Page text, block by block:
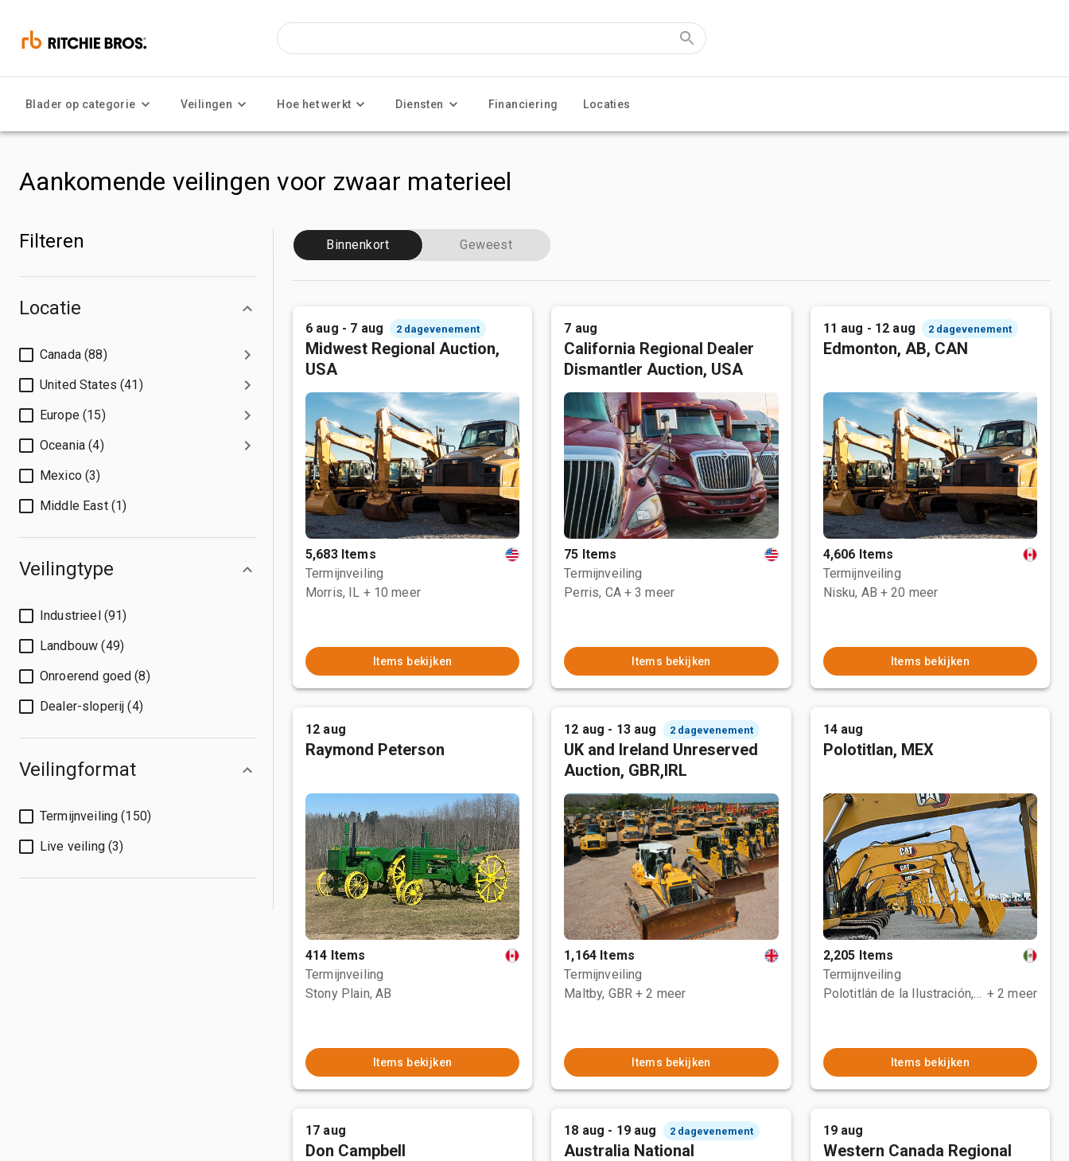
Blader op categorie Veilingen Hoe het werkt Diensten Financiering Locaties
Aankomende veilingen voor zwaar materieel
Filteren
Locatie
Canada (88)
United States (41)
Europe (15)
Oceania (4)
Mexico (3)
Middle East (1)
Veilingtype
Industrieel (91)
Landbouw (49)
Onroerend goed (8)
Dealer-sloperij (4)
Veilingformat
Termijnveiling (150)
Live veiling (3)
Binnenkort Geweest
6 aug - 7 aug 2 dagevenement
Midwest Regional Auction,
USA
5,683 Items
Termijnveiling
Morris, IL + 10 meer
Items bekijken
7 aug
California Regional Dealer
Dismantler Auction, USA
75 Items
Termijnveiling
Perris, CA + 3 meer
Items bekijken
11 aug - 12 aug 2 dagevenement
Edmonton, AB, CAN
4,606 Items
Termijnveiling
Nisku, AB + 20 meer
Items bekijken
12 aug
Raymond Peterson
414 Items
Termijnveiling
Stony Plain, AB
Items bekijken
12 aug - 13 aug 2 dagevenement
UK and Ireland Unreserved
Auction, GBR,IRL
1,164 Items
Termijnveiling
Maltby, GBR + 2 meer
Items bekijken
14 aug
Polotitlan, MEX
2,205 Items
Termijnveiling
Polotitlán de la Ilustración, MEX + 2 meer
Items bekijken
17 aug
Don Campbell
18 aug - 19 aug 2 dagevenement
Australia National
19 aug
Western Canada Regional